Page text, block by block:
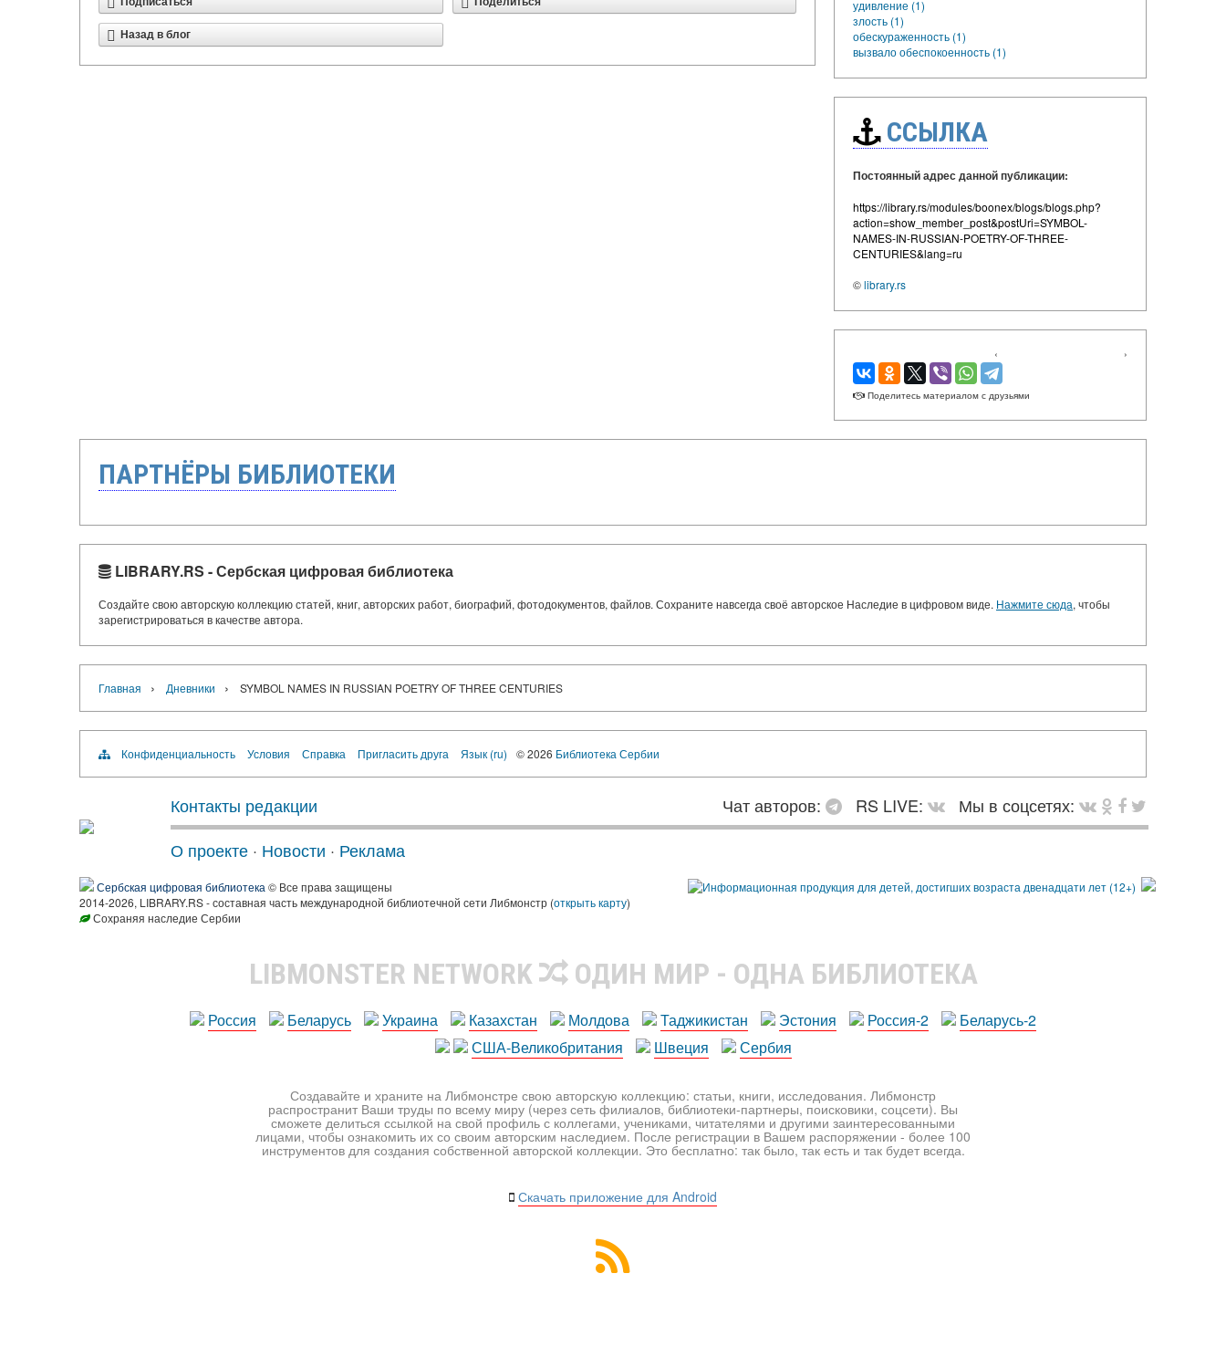
Назад в блог
удивление (1)
злость (1)
обескураженность (1)
вызвало обеспокоенность (1)
ССЫЛКА
Постоянный адрес данной публикации:
https://library.rs/modules/boonex/blogs/blogs.php?
action=show_member_post&postUri=SYMBOL-
NAMES-IN-RUSSIAN-POETRY-OF-THREE-
CENTURIES&lang=ru
©library.rs
‹ ›
Поделитесь материалом с друзьями
ПАРТНЁРЫ БИБЛИОТЕКИ
LIBRARY.RS - Сербская цифровая библиотека
Создайте свою авторскую коллекцию статей, книг, авторских работ, биографий, фотодокументов, файлов. Сохраните навсегда своё авторское Наследие в цифровом виде. Нажмите сюда, чтобы
зарегистрироваться в качестве автора.
Главная › Дневники › SYMBOL NAMES IN RUSSIAN POETRY OF THREE CENTURIES
Конфиденциальность Условия Справка Пригласить друга Язык (ru) © 2026 Библиотека Сербии
Контакты редакции Чат авторов: RS LIVE:
Мы в соцсетях:
О проекте · Новости · Реклама
Сербская цифровая библиотека © Все права защищены
2014-2026, LIBRARY.RS - составная часть международной библиотечной сети Либмонстр (открыть карту)
Сохраняя наследие Сербии
LIBMONSTER NETWORK ОДИН МИР - ОДНА БИБЛИОТЕКА
Россия Беларусь Украина Казахстан Молдова Таджикистан Эстония Россия-2
Беларусь-2
США-Великобритания
Швеция Сербия
Создавайте и храните на Либмонстре свою авторскую коллекцию: статьи, книги, исследования. Либмонстр
распространит Ваши труды по всему миру (через сеть филиалов, библиотеки-партнеры, поисковики, соцсети). Вы
сможете делиться ссылкой на свой профиль с коллегами, учениками, читателями и другими заинтересованными
лицами, чтобы ознакомить их со своим авторским наследием. После регистрации в Вашем распоряжении - более 100
инструментов для создания собственной авторской коллекции. Это бесплатно: так было, так есть и так будет всегда.
Скачать приложение для Android